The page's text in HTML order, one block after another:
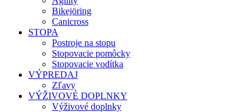
Bikejöring
Canicross
STOPA
Postroje na stopu
Stopovacie pomôcky
Stopovacie vodítka
VÝPREDAJ
Zľavy
VÝŽIVOVÉ DOPLNKY
Výživové doplnky